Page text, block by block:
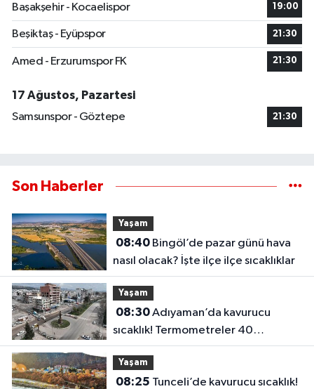
Başakşehir - Kocaelispor
19:00
Beşiktaş - Eyüpspor 21:30
Amed - Erzurumspor FK 21:30
17 Ağustos, Pazartesi
Samsunspor - Göztepe
21:30
Son Haberler
Yaşam
08:40Bingöl’de pazar günü hava
nasıl olacak? İşte ilçe ilçe sıcaklıklar
Yaşam
08:30Adıyaman’da kavurucu
sıcaklık! Termometreler 40
dereceyi görecek
Yaşam
08:25